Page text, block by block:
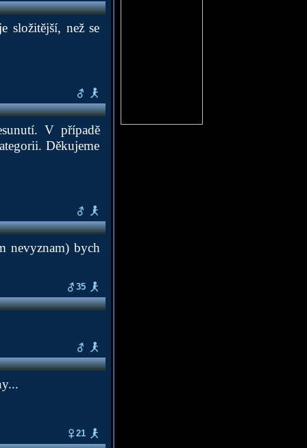
složitější, než se
V případě
Děkujeme
nevyznam) bych
35
21